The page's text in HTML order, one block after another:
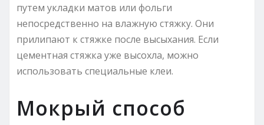
путем укладки матов или фольги
непосредственно на влажную стяжку. Они
прилипают к стяжке после высыхания. Если
цементная стяжка уже высохла, можно
использовать специальные клеи.
Мокрый способ